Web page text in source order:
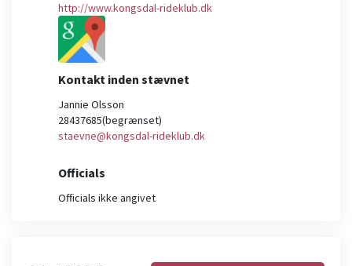
http://www.kongsdal-rideklub.dk
Kontakt inden stævnet
Jannie Olsson
28437685(begrænset)
staevne@kongsdal-rideklub.dk
Officials
Officials ikke angivet